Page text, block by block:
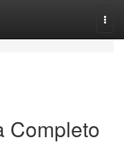
Completo